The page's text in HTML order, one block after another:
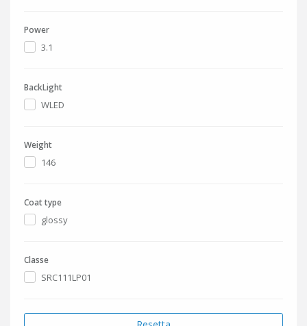
Power
3.1
BackLight
WLED
Weight
146
Coat type
glossy
Classe
SRC111LP01